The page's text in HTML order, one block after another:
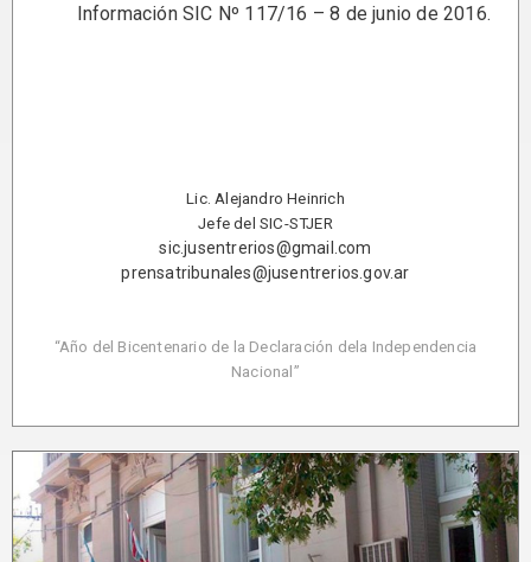
Información SIC Nº 117/16 – 8 de junio de 2016.
Lic. Alejandro Heinrich
Jefe del SIC-STJER
sic.jusentrerios@gmail.com
prensatribunales@jusentrerios.gov.ar
“Año del Bicentenario de la Declaración dela Independencia
Nacional”